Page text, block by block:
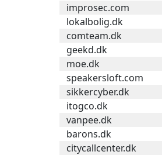
improsec.com
lokalbolig.dk
comteam.dk
geekd.dk
moe.dk
speakersloft.com
sikkercyber.dk
itogco.dk
vanpee.dk
barons.dk
citycallcenter.dk